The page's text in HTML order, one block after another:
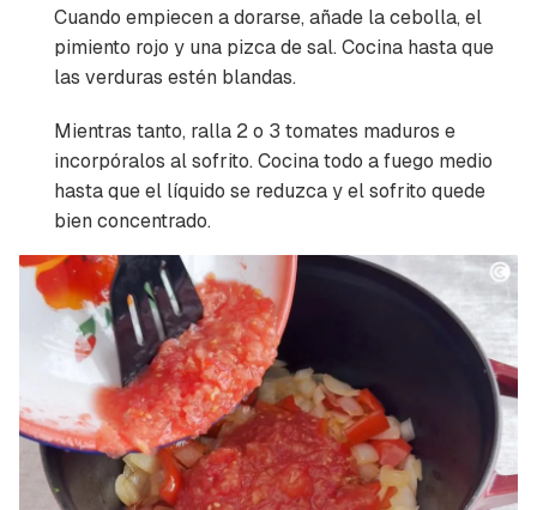
Cuando empiecen a dorarse, añade la cebolla, el
pimiento rojo y una pizca de sal. Cocina hasta que
las verduras estén blandas.
Mientras tanto, ralla 2 o 3 tomates maduros e
incorpóralos al sofrito. Cocina todo a fuego medio
hasta que el líquido se reduzca y el sofrito quede
bien concentrado.